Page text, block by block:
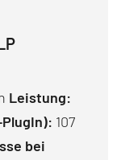
Leistung:
107
bei